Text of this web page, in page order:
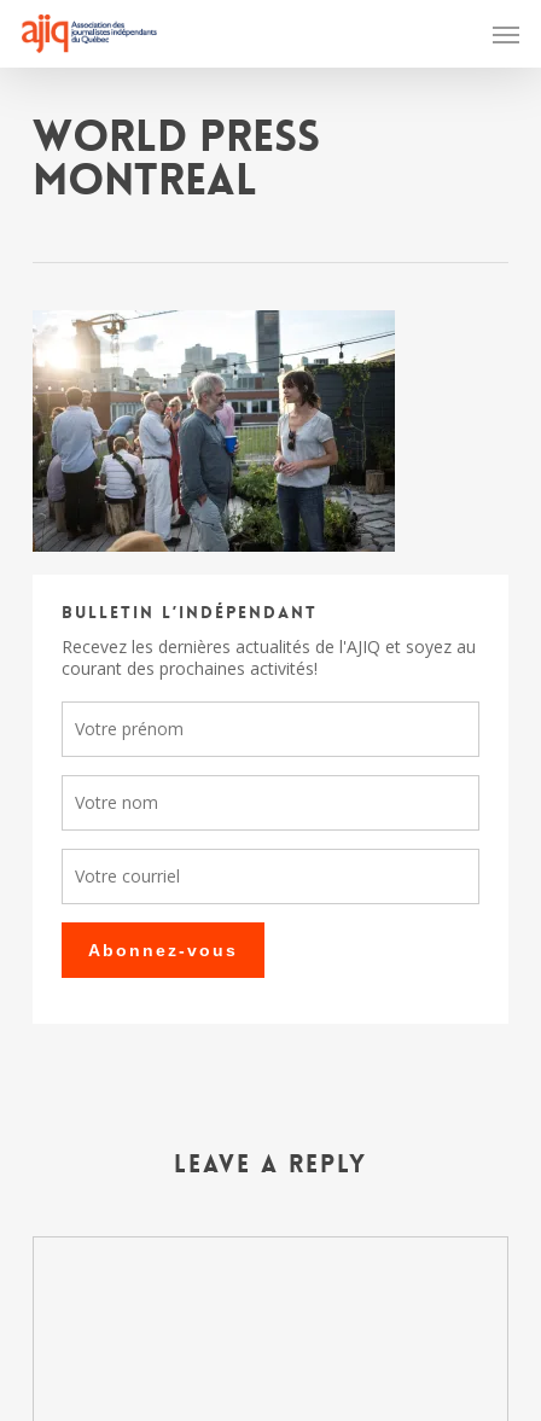
main
content
WORLD PRESS
MONTREAL
Bulletin l’indépendant
Recevez les dernières actualités de l'AJIQ et soyez au
courant des prochaines activités!
Leave a Reply